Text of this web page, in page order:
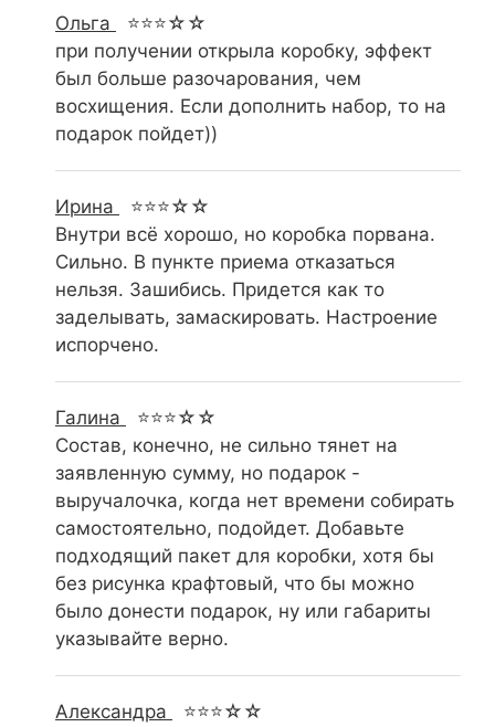
Ольга
⭐⭐⭐☆☆
при получении открыла коробку, эффект
был больше разочарования, чем
восхищения. Если дополнить набор, то на
подарок пойдет))
Ирина
⭐⭐⭐☆☆
Внутри всё хорошо, но коробка порвана.
Сильно. В пункте приема отказаться
нельзя. Зашибись. Придется как то
заделывать, замаскировать. Настроение
испорчено.
Галина
⭐⭐⭐☆☆
Состав, конечно, не сильно тянет на
заявленную сумму, но подарок -
выручалочка, когда нет времени собирать
самостоятельно, подойдет. Добавьте
подходящий пакет для коробки, хотя бы
без рисунка крафтовый, что бы можно
было донести подарок, ну или габариты
указывайте верно.
Александра
⭐⭐⭐☆☆